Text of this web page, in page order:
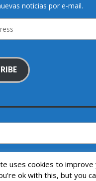
noticias por e-mail.
Copyright © 2022. All rights
uses cookies to improve
ok with this, but you